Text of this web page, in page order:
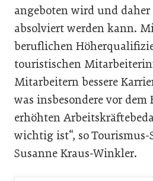
angeboten wird und
absolviert werden kann.
beruflichen
touristischen
Mitarbeitern bessere
was insbesondere vor
erhöhten
wichtig ist“, so Tourismus-
Susanne Kraus-Winkler.